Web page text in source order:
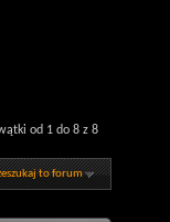
od 1 do 8 z 8
to forum